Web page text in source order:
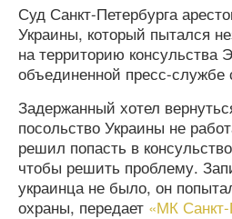
Суд Санкт-Петербурга
Украины, который пытался
на территорию консульства
объединенной пресс-службе
Задержанный хотел
посольство Украины не
решил попасть в
чтобы решить проблему.
украинца не было, он
охраны, передает «МК Санкт-